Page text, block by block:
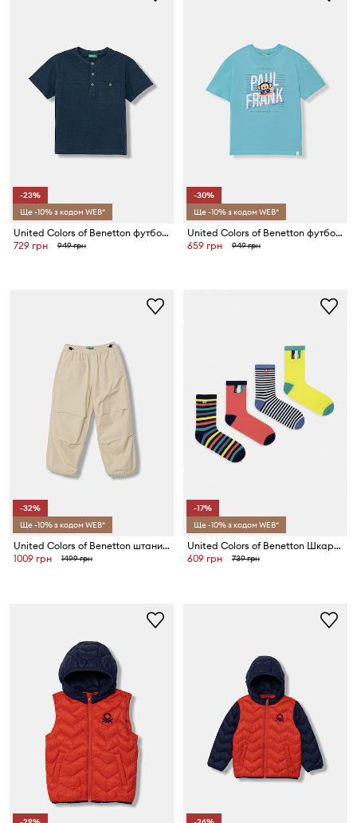
-23%
Ще -10% з кодом WEB*
United Colors of Benetton футболка дитяча з бавовною
729 грн
949 грн
-30%
Ще -10% з кодом WEB*
United Colors of Benetton футболка дитяча бавовняна
659 грн
949 грн
-32%
Ще -10% з кодом WEB*
United Colors of Benetton штани дитячі бавовняні
1009 грн
1499 грн
-17%
Ще -10% з кодом WEB*
United Colors of Benetton Шкарпетки дитячі 4 шт.
609 грн
739 грн